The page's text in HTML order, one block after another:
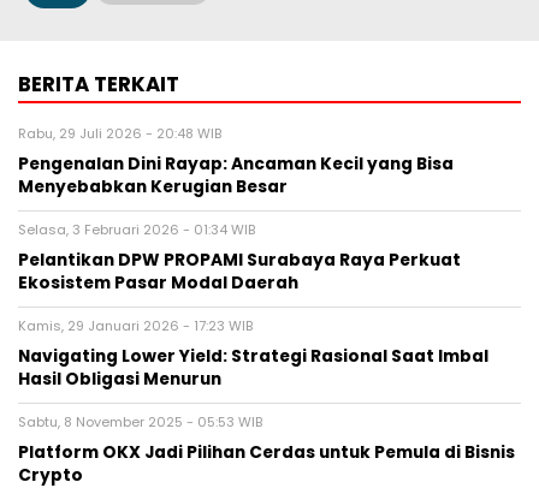
BERITA TERKAIT
Rabu, 29 Juli 2026 - 20:48 WIB
Pengenalan Dini Rayap: Ancaman Kecil yang Bisa
Menyebabkan Kerugian Besar
Selasa, 3 Februari 2026 - 01:34 WIB
Pelantikan DPW PROPAMI Surabaya Raya Perkuat
Ekosistem Pasar Modal Daerah
Kamis, 29 Januari 2026 - 17:23 WIB
Navigating Lower Yield: Strategi Rasional Saat Imbal
Hasil Obligasi Menurun
Sabtu, 8 November 2025 - 05:53 WIB
Platform OKX Jadi Pilihan Cerdas untuk Pemula di Bisnis
Crypto